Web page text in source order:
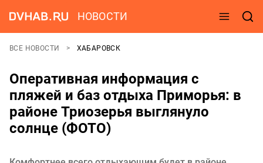
НОВОСТИ
ВСЕ НОВОСТИ ХАБАРОВСК
Оперативная информация с
пляжей и баз отдыха Приморья: в
районе Триозерья выглянуло
солнце (ФОТО)